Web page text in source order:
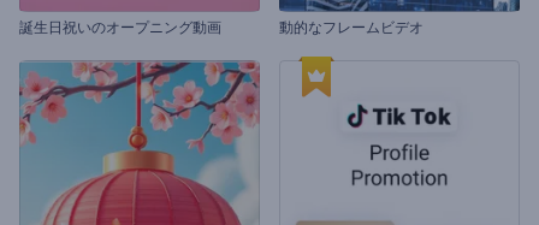
誕生日祝いのオープニング動画 動的なフレームビデオ